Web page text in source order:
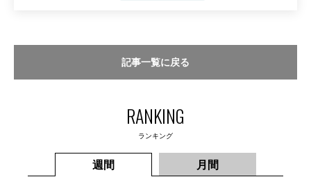
記事一覧に戻る
RANKING
ランキング
週間 月間